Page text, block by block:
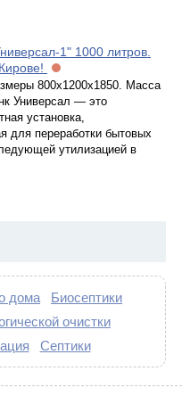
1" 1000 литров.
800х1200х1850. Масса
Универсал — это
установка,
для переработки бытовых
утилизацией в
дома
Биосептики
очистки
Септики